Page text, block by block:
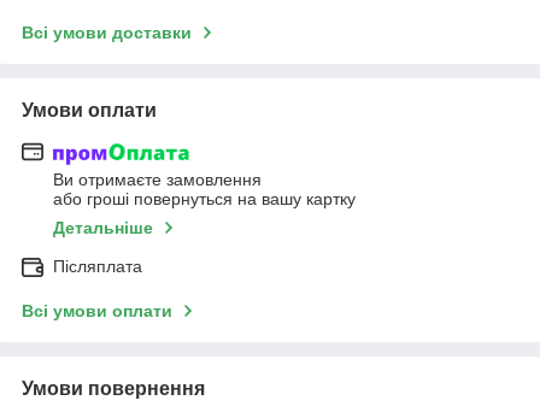
Всі умови доставки
Умови оплати
Ви отримаєте замовлення
або гроші повернуться на вашу картку
Детальніше
Післяплата
Всі умови оплати
Умови повернення